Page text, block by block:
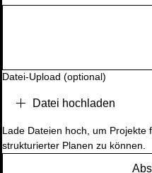
Datei-Upload (optional)
Datei hochladen
Lade Dateien hoch, um Projekte
strukturierter Planen zu können.